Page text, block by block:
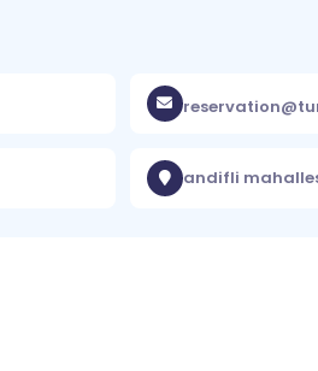
andifli